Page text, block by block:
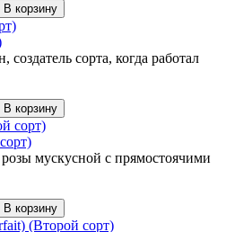
В корзину
сорта, когда работал
В корзину
мускусной с прямостоячими
В корзину